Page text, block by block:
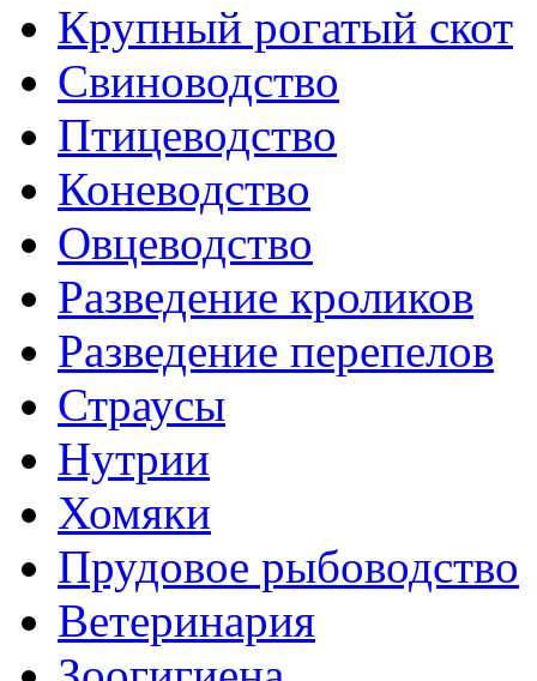
Крупный рогатый скот
Свиноводство
Птицеводство
Коневодство
Овцеводство
Разведение кроликов
Разведение перепелов
Страусы
Нутрии
Хомяки
Прудовое рыбоводство
Ветеринария